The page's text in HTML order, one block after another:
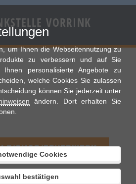
VORRINK
SHOP/FEUERWERK
um Ihnen die Webseitennutzung zu
zu verbessern und auf Sie
Ihnen personalisierte Angebote zu
welche Cookies Sie zulassen
können Sie jederzeit unter
ändern. Dort erhalten Sie
Cookies
bestätigen